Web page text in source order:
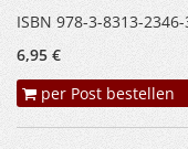
ISBN 978-3-8313-
6,95 €
per Post bestellen